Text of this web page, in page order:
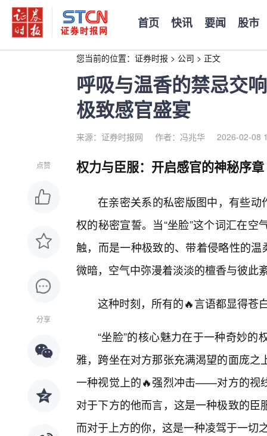
首页 快讯 要闻 股市
您当前的位置： 证券时报 > 公司 > 正文
呼吸与温香的禁忌交
极致感官盛宴
来源：证券时报网 作者：冯兆华 2026-02-08
点赞
分享
权力与臣服：开启感官的神秘序章
在亲密关系的私密版图中，有些动
权的秘密宣誓。当“坐脸”这个词汇在
触，而是一种极致的、带着侵略性的
微暗，空气中弥漫着淡淡的檀香与彼此
这种时刻，所有的🔥言语都显得苍
“坐脸”的核心魅力在于一种奇妙
雅，跨坐在对方那张充满渴望的面庞
一种视觉上的🔥强烈冲击——对方的视
对于下方的他而言，这是一种极致的
而对于上方的你，这是一种凌驾于一切